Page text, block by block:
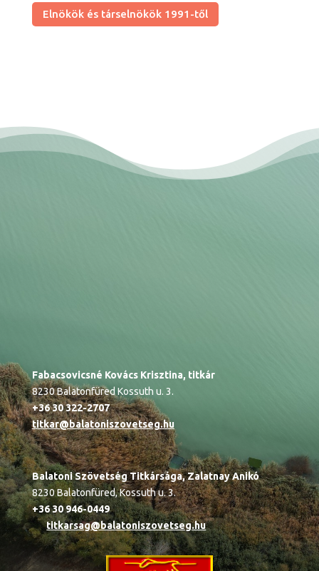
Elnökök és társelnökök 1991-től
Fabacsovicsné Kovács Krisztina, titkár
8230 Balatonfüred Kossuth u. 3.
+36 30 322-2707
titkar@balatoniszovetseg.hu
Balatoni Szövetség Titkársága,Zalatnay Anikó
8230 Balatonfüred, Kossuth u. 3.
+36 30 946-0449
titkarsag@balatoniszovetseg.hu